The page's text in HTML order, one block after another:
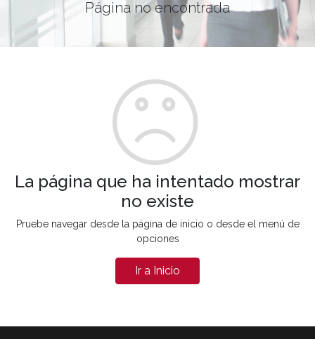
Página no encontrada
La página que ha intentado mostrar
no existe
Pruebe navegar desde la página de inicio o desde el menú de
opciones
Ir a Inicio